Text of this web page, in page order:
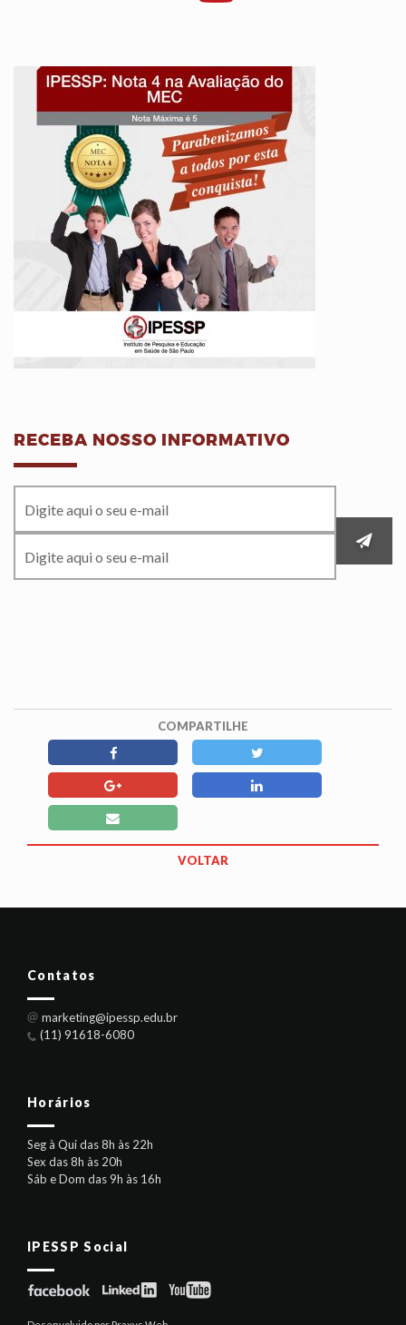
RECEBA NOSSO INFORMATIVO
COMPARTILHE
VOLTAR
Contatos
marketing@ipessp.edu.br
(11) 91618-6080
Horários
Seg à Qui das 8h às 22h
Sex das 8h às 20h
Sáb e Dom das 9h às 16h
IPESSP Social